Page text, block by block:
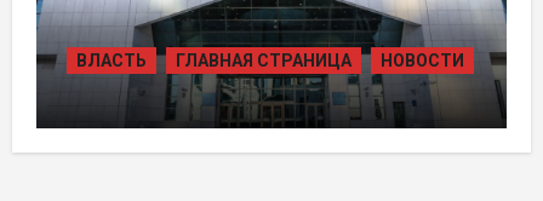
ВЛАСТЬ ГЛАВНАЯ СТРАНИЦА НОВОСТИ
В КАЗАХСТАНЕ УТВЕРЖДЕН ПЛАН
РАЗВИТИЯ ГИДРОЭНЕРГЕТИКИ ДО